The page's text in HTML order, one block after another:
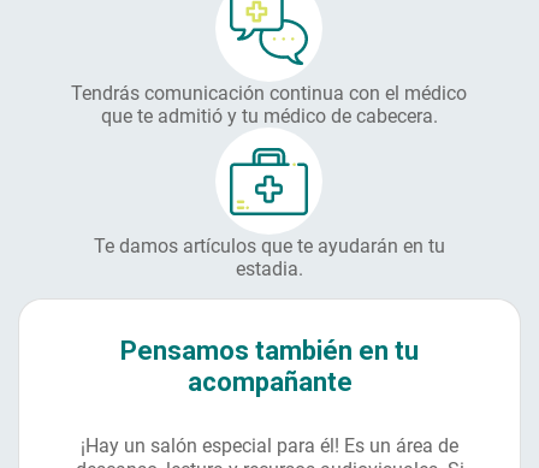
Tendrás comunicación continua con el médico
que te admitió y tu médico de cabecera.
Te damos artículos que te ayudarán en tu
estadia.
Pensamos también en tu
acompañante
¡Hay un salón especial para él! Es un área de